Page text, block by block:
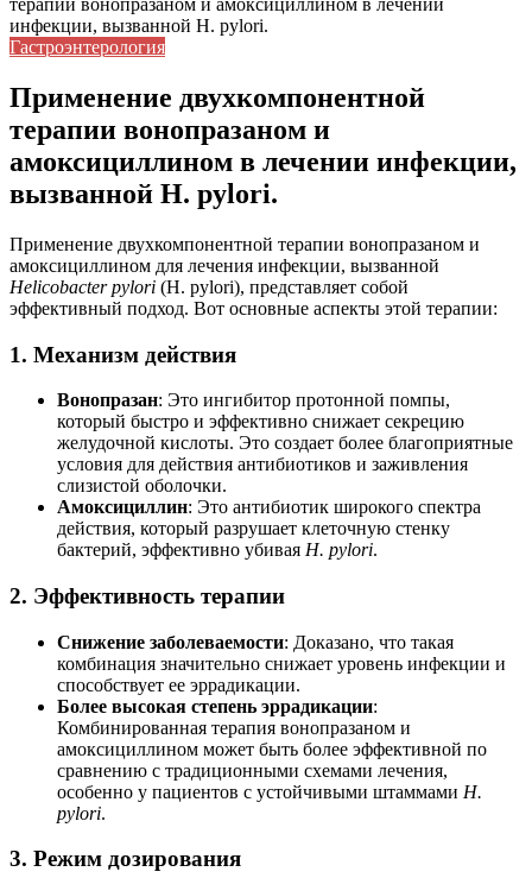
терапии вонопразаном и амоксициллином в лечении
инфекции, вызванной H. pylori.
Гастроэнтерология
Применение двухкомпонентной
терапии вонопразаном и
амоксициллином в лечении инфекции,
вызванной H. pylori.
Применение двухкомпонентной терапии вонопразаном и
амоксициллином для лечения инфекции, вызванной
Helicobacter pylori (H. pylori), представляет собой
эффективный подход. Вот основные аспекты этой терапии:
1. Механизм действия
Вонопразан: Это ингибитор протонной помпы,
который быстро и эффективно снижает секрецию
желудочной кислоты. Это создает более благоприятные
условия для действия антибиотиков и заживления
слизистой оболочки.
Амоксициллин: Это антибиотик широкого спектра
действия, который разрушает клеточную стенку
бактерий, эффективно убивая H. pylori.
2. Эффективность терапии
Снижение заболеваемости: Доказано, что такая
комбинация значительно снижает уровень инфекции и
способствует ее эррадикации.
Более высокая степень эррадикации:
Комбинированная терапия вонопразаном и
амоксициллином может быть более эффективной по
сравнению с традиционными схемами лечения,
особенно у пациентов с устойчивыми штаммами H.
pylori.
3. Режим дозирования